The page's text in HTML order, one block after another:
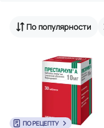
По популярности
ПО РЕЦЕПТУ